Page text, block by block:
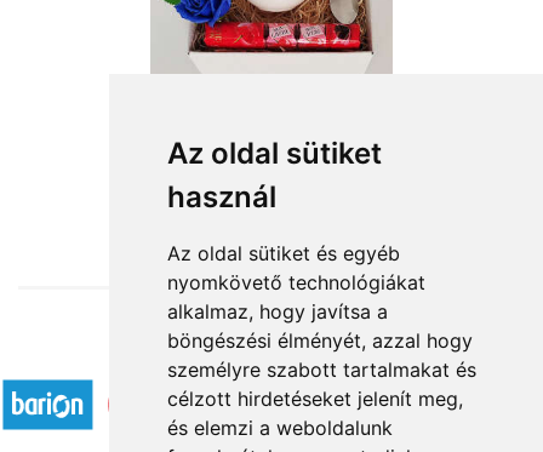
Az oldal sütiket
használ
Az oldal sütiket és egyéb
nyomkövető technológiákat
alkalmaz, hogy javítsa a
böngészési élményét, azzal hogy
személyre szabott tartalmakat és
célzott hirdetéseket jelenít meg,
és elemzi a weboldalunk
BMW fanoknak
11 800 Ft-tól
Elfogadott fizetési módok